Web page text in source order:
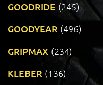
GOODRIDE (245)
GOODYEAR (496)
GRIPMAX (234)
KLEBER (136)